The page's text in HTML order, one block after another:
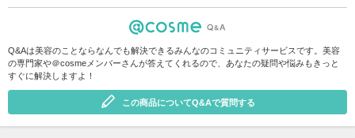
Q&Aは美容のことならなんでも解決できるみんなのコミュニティサービスです。美容
の専門家や＠cosmeメンバーさんが答えてくれるので、あなたの疑問や悩みもきっと
すぐに解決しますよ！
この商品についてQ&Aで質問する